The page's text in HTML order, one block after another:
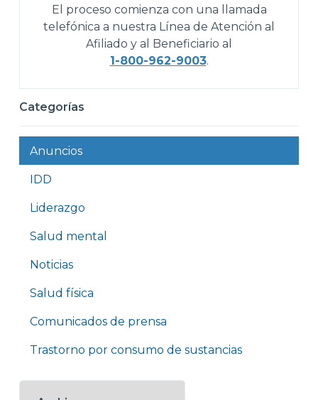
El proceso comienza con una llamada
telefónica a nuestra Línea de Atención al
Afiliado y al Beneficiario al
1-800-962-9003.
Categorías
Anuncios
IDD
Liderazgo
Salud mental
Noticias
Salud física
Comunicados de prensa
Trastorno por consumo de sustancias